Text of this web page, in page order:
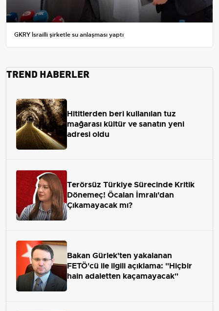
GKRY İsrailli şirketle su anlaşması yaptı
TREND HABERLER
Hititlerden beri kullanılan tuz
mağarası kültür ve sanatın yeni
adresi oldu
Terörsüz Türkiye Sürecinde Kritik
Dönemeç! Öcalan İmralı'dan
Çıkamayacak mı?
Bakan Gürlek'ten yakalanan
FETÖ'cü ile ilgili açıklama: "Hiçbir
hain adaletten kaçamayacak"